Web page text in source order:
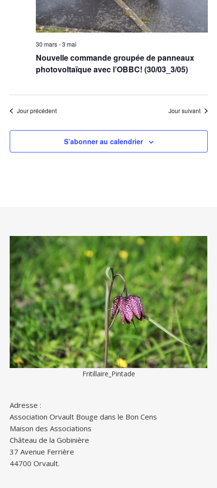
30 mars-3 mai
Nouvelle commande groupée de panneaux
photovoltaïque avec l’OBBC! (30/03_3/05)
Jour précédent Jour suivant
S’abonner au calendrier
Fritillaire_Pintade
Adresse :
Association Orvault Bouge dans le Bon Cens
Maison des Associations
Château de la Gobinière
37 Avenue Ferrière
44700 Orvault.